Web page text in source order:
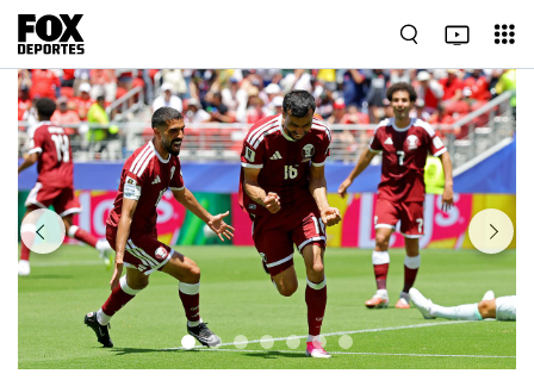
Previous Next